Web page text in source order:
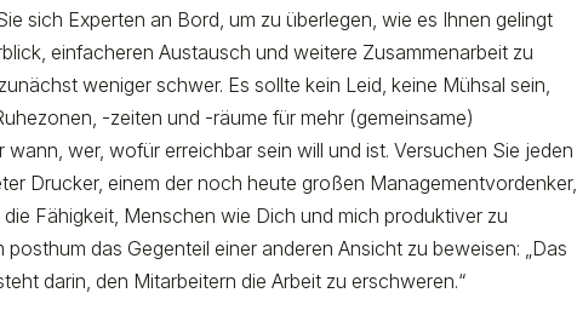
sich Experten an Bord, um zu überlegen, wie es Ihnen gelingt
einfacheren Austausch und weitere Zusammenarbeit zu
weniger schwer. Es sollte kein Leid, keine Mühsal sein,
-zeiten und -räume für mehr (gemeinsame)
wer, wofür erreichbar sein will und ist. Versuchen Sie jeden
Drucker, einem der noch heute großen Managementvordenker,
Fähigkeit, Menschen wie Dich und mich produktiver zu
posthum das Gegenteil einer anderen Ansicht zu beweisen: „Das
darin, den Mitarbeitern die Arbeit zu erschweren.“